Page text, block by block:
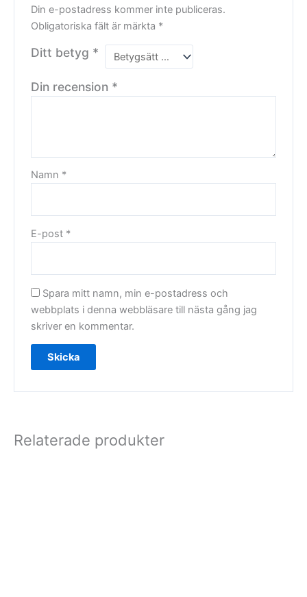
Din e-postadress kommer inte publiceras.
Obligatoriska fält är märkta *
Ditt betyg *
Din recension *
Namn *
E-post *
Spara mitt namn, min e-postadress och
webbplats i denna webbläsare till nästa gång jag
skriver en kommentar.
Relaterade produkter